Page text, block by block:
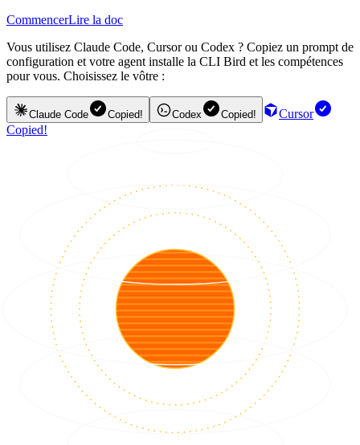
CommencerLire la doc
Vous utilisez Claude Code, Cursor ou Codex ? Copiez un prompt de
configuration et votre agent installe la CLI Bird et les compétences
pour vous. Choisissez le vôtre :
Claude Code Copied! Codex Copied!
Cursor
Copied!